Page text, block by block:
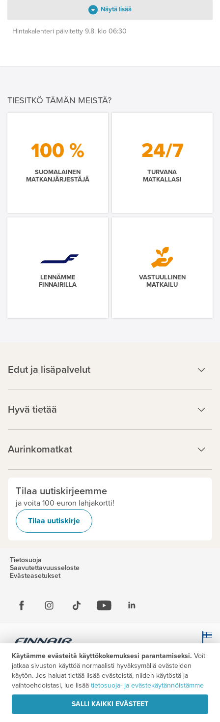
Näytä lisää
Hintakalenteri päivitetty 9.8. klo 06:30
TIESITKÖ TÄMÄN MEISTÄ?
100 %
SUOMALAINEN
MATKANJÄRJESTÄJÄ
24/7
TURVANA
MATKALLASI
LENNÄMME
FINNAIRILLA
VASTUULLINEN
MATKAILU
Edut ja lisäpalvelut
Hyvä tietää
Aurinkomatkat
Tilaa uutiskirjeemme
ja voita 100 euron lahjakortti!
Tilaa uutiskirje
Tietosuoja
Saavutettavuusseloste
Evästeasetukset
Käytämme evästeitä käyttökokemuksesi parantamiseksi. Voit
jatkaa sivuston käyttöä normaalisti hyväksymällä evästeiden
käytön. Jos haluat tietää lisää evästeistä, niiden käytöstä ja
vaihtoehdoistasi, lue lisää tietosuoja- ja evästekäytännöistämme
SALLI KAIKKI EVÄSTEET